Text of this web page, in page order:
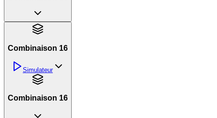
Combinaison 16
Simulateur
Combinaison 16